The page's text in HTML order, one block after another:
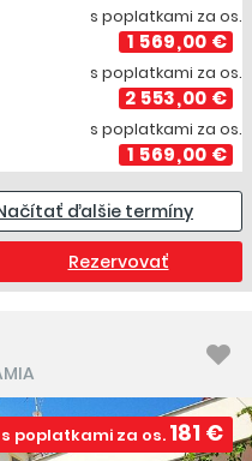
s poplatkami za os.
1 569,00 €
s poplatkami za os.
2 553,00 €
s poplatkami za os.
1 569,00 €
ďalšie termíny
Rezervovať
s poplatkami za os. 181 €